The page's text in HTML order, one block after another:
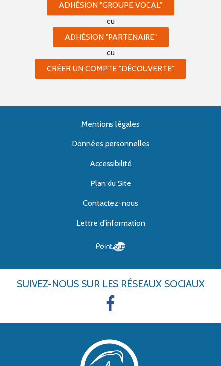
ADHÉSION "GROUPE VOCAL"
ou
ADHÉSION "PARTENAIRE"
ou
CRÉER UN COMPTE "DÉCOUVERTE"
Mentions légales
Données personnelles
Accessibilité
Plan du Site
Contactez-nous
Lettre d'information
SUIVEZ-NOUS SUR LES RÉSEAUX SOCIAUX